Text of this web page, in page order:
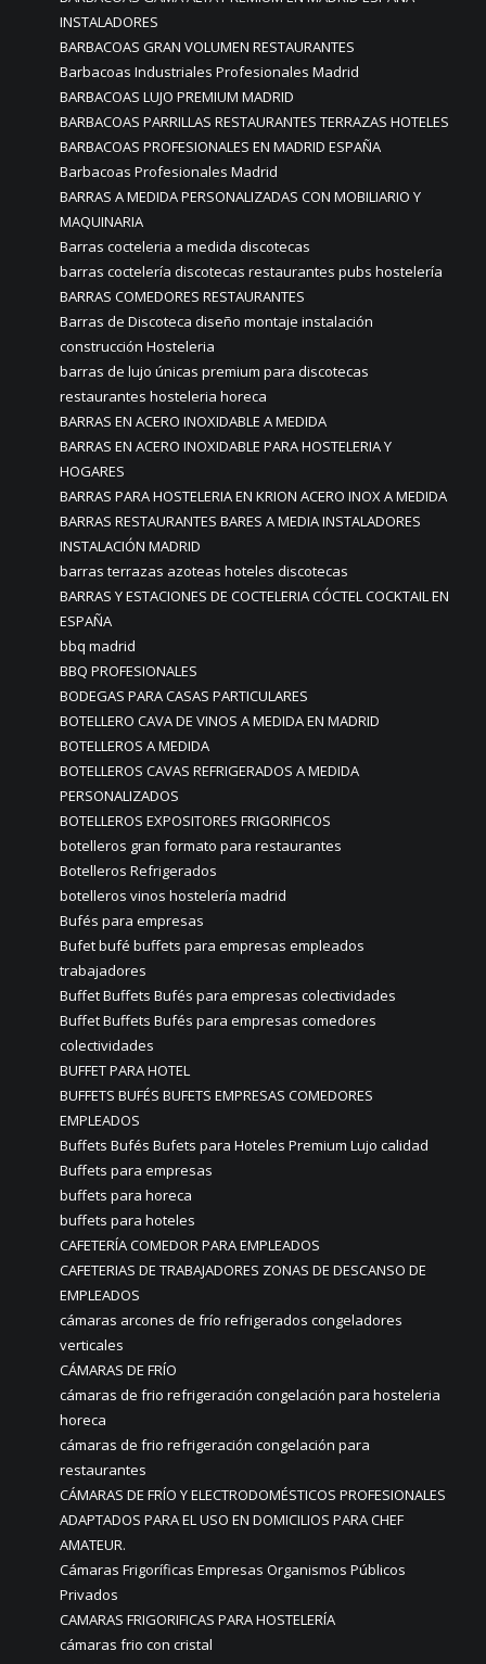
INSTALADORES
BARBACOAS GRAN VOLUMEN RESTAURANTES
Barbacoas Industriales Profesionales Madrid
BARBACOAS LUJO PREMIUM MADRID
BARBACOAS PARRILLAS RESTAURANTES TERRAZAS HOTELES
BARBACOAS PROFESIONALES EN MADRID ESPAÑA
Barbacoas Profesionales Madrid
BARRAS A MEDIDA PERSONALIZADAS CON MOBILIARIO Y
MAQUINARIA
Barras cocteleria a medida discotecas
barras coctelería discotecas restaurantes pubs hostelería
BARRAS COMEDORES RESTAURANTES
Barras de Discoteca diseño montaje instalación
construcción Hosteleria
barras de lujo únicas premium para discotecas
restaurantes hosteleria horeca
BARRAS EN ACERO INOXIDABLE A MEDIDA
BARRAS EN ACERO INOXIDABLE PARA HOSTELERIA Y
HOGARES
BARRAS PARA HOSTELERIA EN KRION ACERO INOX A MEDIDA
BARRAS RESTAURANTES BARES A MEDIA INSTALADORES
INSTALACIÓN MADRID
barras terrazas azoteas hoteles discotecas
BARRAS Y ESTACIONES DE COCTELERIA CÓCTEL COCKTAIL EN
ESPAÑA
bbq madrid
BBQ PROFESIONALES
BODEGAS PARA CASAS PARTICULARES
BOTELLERO CAVA DE VINOS A MEDIDA EN MADRID
BOTELLEROS A MEDIDA
BOTELLEROS CAVAS REFRIGERADOS A MEDIDA
PERSONALIZADOS
BOTELLEROS EXPOSITORES FRIGORIFICOS
botelleros gran formato para restaurantes
Botelleros Refrigerados
botelleros vinos hostelería madrid
Bufés para empresas
Bufet bufé buffets para empresas empleados
trabajadores
Buffet Buffets Bufés para empresas colectividades
Buffet Buffets Bufés para empresas comedores
colectividades
BUFFET PARA HOTEL
BUFFETS BUFÉS BUFETS EMPRESAS COMEDORES
EMPLEADOS
Buffets Bufés Bufets para Hoteles Premium Lujo calidad
Buffets para empresas
buffets para horeca
buffets para hoteles
CAFETERÍA COMEDOR PARA EMPLEADOS
CAFETERIAS DE TRABAJADORES ZONAS DE DESCANSO DE
EMPLEADOS
cámaras arcones de frío refrigerados congeladores
verticales
CÁMARAS DE FRÍO
cámaras de frio refrigeración congelación para hosteleria
horeca
cámaras de frio refrigeración congelación para
restaurantes
CÁMARAS DE FRÍO Y ELECTRODOMÉSTICOS PROFESIONALES
ADAPTADOS PARA EL USO EN DOMICILIOS PARA CHEF
AMATEUR.
Cámaras Frigoríficas Empresas Organismos Públicos
Privados
CAMARAS FRIGORIFICAS PARA HOSTELERÍA
cámaras frio con cristal